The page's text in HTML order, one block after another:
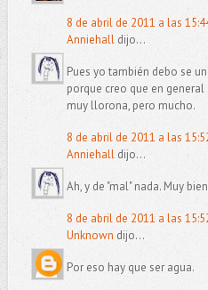
8 de abril de 2011 a las
Anniehalldijo...
Pues yo también debo se
porque creo que en
muy llorona, pero mucho.
8 de abril de 2011 a las
Anniehalldijo...
Ah, y de "mal" nada. Muy
8 de abril de 2011 a las
Unknown dijo...
Por eso hay que ser agua.